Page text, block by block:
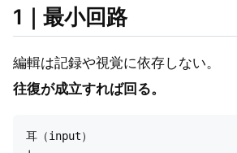
1｜最小回路
編輯は記録や視覚に依存しない。
往復が成立すれば回る。
耳（input）